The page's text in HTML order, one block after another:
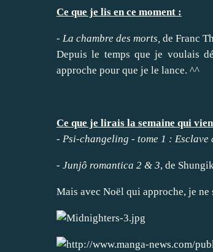
Ce que je lis en ce moment :
- La chambre des morts de Franc
Depuis le temps que je voulais
approche pour que je le lance. ^^
Ce que je lirais la semaine qui
- Psi-changeling - tome 1 : Esclave
- Junjô romantica 2 & 3, de
Mais avec Noël qui approche, je